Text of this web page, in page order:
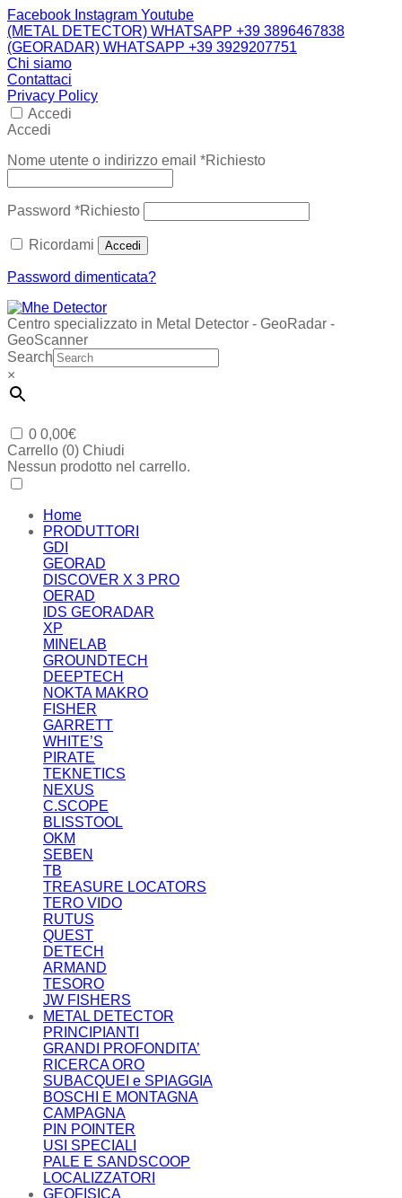
Facebook Instagram Youtube
(METAL DETECTOR) WHATSAPP +39 3896467838
(GEORADAR) WHATSAPP +39 3929207751
Chi siamo
Contattaci
Privacy Policy
Accedi
Accedi
Nome utente o indirizzo email *Richiesto
Password *Richiesto
Ricordami Accedi
Password dimenticata?
Centro specializzato in Metal Detector - GeoRadar -
GeoScanner
Search
×
0 0,00€
Carrello (0) Chiudi
Nessun prodotto nel carrello.
Home
PRODUTTORI
GDI
GEORAD
DISCOVER X 3 PRO
OERAD
IDS GEORADAR
XP
MINELAB
GROUNDTECH
DEEPTECH
NOKTA MAKRO
FISHER
GARRETT
WHITE’S
PIRATE
TEKNETICS
NEXUS
C.SCOPE
BLISSTOOL
OKM
SEBEN
TB
TREASURE LOCATORS
TERO VIDO
RUTUS
QUEST
DETECH
ARMAND
TESORO
JW FISHERS
METAL DETECTOR
PRINCIPIANTI
GRANDI PROFONDITA’
RICERCA ORO
SUBACQUEI e SPIAGGIA
BOSCHI E MONTAGNA
CAMPAGNA
PIN POINTER
USI SPECIALI
PALE E SANDSCOOP
LOCALIZZATORI
GEOFISICA